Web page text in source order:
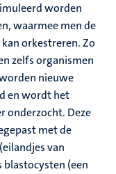
worden
waarmee men de
orkestreren. Zo
zelfs organismen
nieuwe
en wordt het
onderzocht. Deze
met de
van
blastocysten (een